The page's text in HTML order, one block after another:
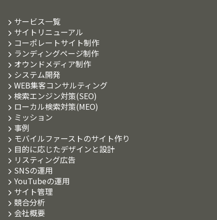
サービス一覧
サイトリニューアル
コーポレートサイト制作
ランディングページ制作
オウンドメディア制作
システム開発
WEB集客コンサルティング
検索エンジン対策(SEO)
ローカル検索対策(MEO)
ミッション
事例
モバイルファーストのサイト作り
目的に応じたデザインと設計
リスティング広告
SNSの運用
YouTubeの運用
サイト管理
競合分析
会社概要